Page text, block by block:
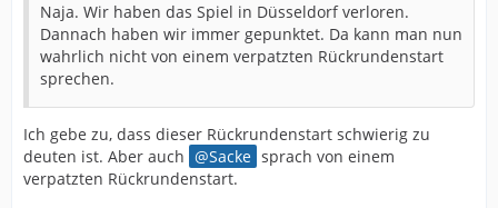
Naja. Wir haben das Spiel in Düsseldorf verloren.
Dannach haben wir immer gepunktet. Da kann man nun
wahrlich nicht von einem verpatzten Rückrundenstart
sprechen.
Ich gebe zu, dass dieser Rückrundenstart schwierig zu
deuten ist. Aber auch
Sacke sprach von einem
verpatzten Rückrundenstart.